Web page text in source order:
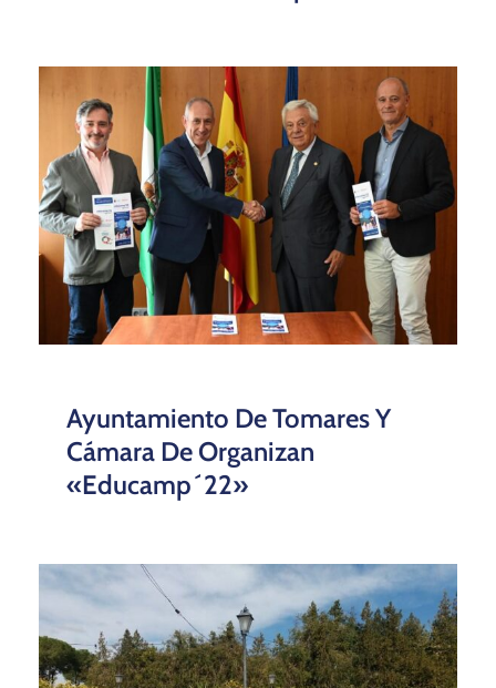
Ayuntamiento De Tomares Y
Cámara De Organizan
«educamp´22»